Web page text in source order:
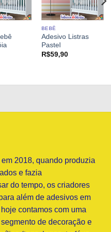
BEBÊ
Adesivo Listras
Pastel
R$59,90
2018, quando produzia
e fazia
do tempo, os criadores
além de adesivos em
contamos com uma
de decoração e